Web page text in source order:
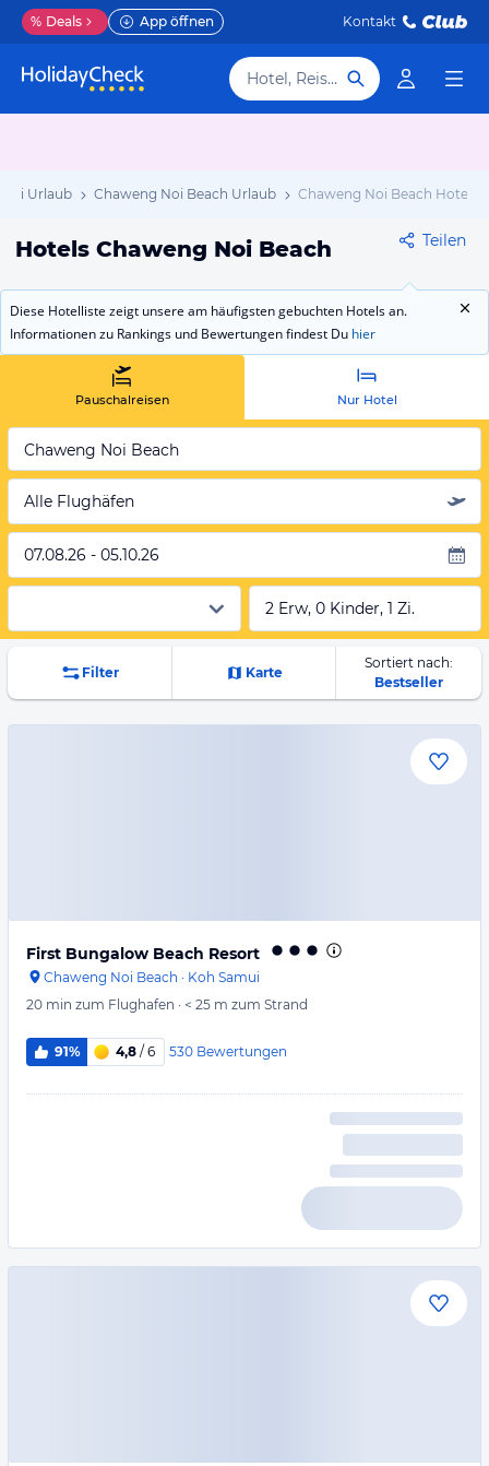
% Deals App öffnen Kontakt
Hotel, Reiseziel
Urlaub Chaweng Noi Beach Urlaub Chaweng Noi Beach Hotels
Hotels Chaweng Noi Beach Teilen
Diese Hotelliste zeigt unsere am häufigsten gebuchten Hotels an.
Informationen zu Rankings und Bewertungen findest Du hier
Pauschalreisen Nur Hotel
Chaweng Noi Beach
Alle Flughäfen
07.08.26 - 05.10.26
2 Erw, 0 Kinder, 1 Zi.
Filter Karte
Sortiert nach:
Bestseller
First Bungalow Beach Resort
Chaweng Noi Beach · Koh Samui
20 min zum Flughafen · < 25 m zum Strand
91% 4,8 / 6 530 Bewertungen